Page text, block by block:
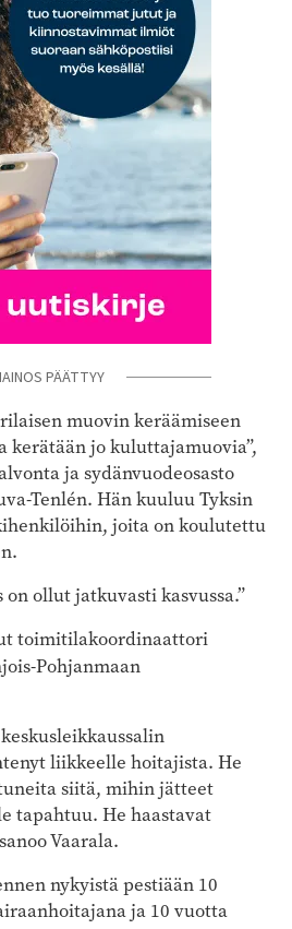
PÄÄTTYY
muovin keräämiseen
kerätään jo kuluttajamuovia”,
ja sydänvuodeosasto
Tenlén. Hän kuuluu Tyksin
joita on koulutettu
ollut jatkuvasti kasvussa.”
toimitilakoordinaattori
Pohjanmaan
liikkeelle hoitajista. He
siitä, mihin jätteet
tapahtuu. He haastavat
Vaarala.
nykyistä pestiään 10
ja 10 vuotta